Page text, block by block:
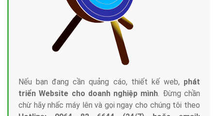
Marketing Online?
Công ty Việt Ads thành lập từ năm 2013
với bề dày kinh nghiệm sẽ tư vấn xây dựng và phát
triển thương hiệu của doanh nghiệp bạn với mức chi
phí mà bạn có thể đầu tư cho marketing online. Đội
ngũ kỹ thuật quảng cáo trực tuyến, SEO, lập trình
Web chuyên sâu trong nghề, được đào tạo bài bản tại
trung tâm marketing online uy tín hàng năm, luôn đem